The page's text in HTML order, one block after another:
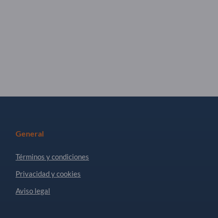
General
Términos y condiciones
Privacidad y cookies
Aviso legal